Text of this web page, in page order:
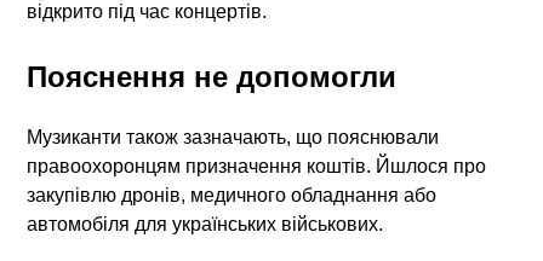
відкрито під час концертів.
Пояснення не допомогли
Музиканти також зазначають, що пояснювали
правоохоронцям призначення коштів. Йшлося про
закупівлю дронів, медичного обладнання або
автомобіля для українських військових.